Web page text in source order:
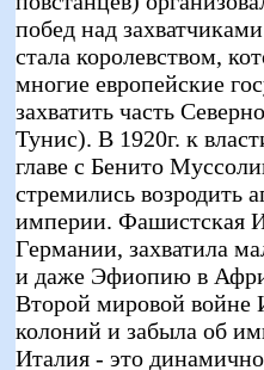
побед над
стала королевством,
многие европейские
захватить часть
Тунис). В 1920г. к
главе с Бенито
стремились возродить
империи. Фашистская
Германии, захватила
и даже Эфиопию в
Второй мировой войне
колоний и забыла об
Италия - это